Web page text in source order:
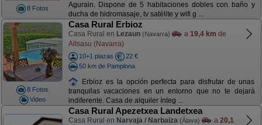
8 Fotos
Agurain. Dispone de 5 habitaciones dobles con baño y
ducha de hidromasaje, tv satélite y wifi g ...
8 Fotos
Video
Casa Rural Erbioz
Casa Rural en Lezaun (Navarra) a 19,4 km de
Altsasu (Navarra)
10+1 plazas
22 €
50 km de Pamplona
Erbioz es la opción perfecta para disfrutar de unas
tranquilas vacaciones en un entorno que no te dejará
indiferente. Casa de alquiler ínteg ...
Casa Rural Apezetxea Landetxea
Casa Rural en Narvaja / Narbaiza (Álava) a 20,1